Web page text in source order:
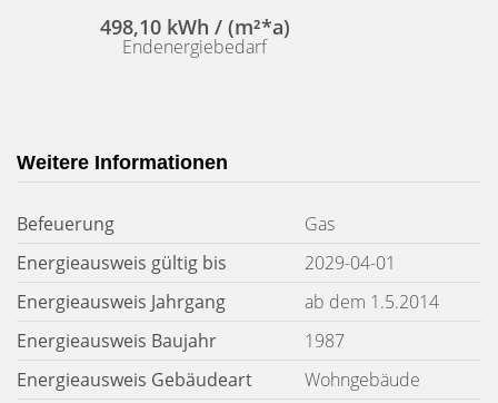
498,10 kWh / (m²*a)
Endenergiebedarf
Weitere Informationen
Befeuerung
Gas
Energieausweis gültig bis
2029-04-01
Energieausweis Jahrgang
ab dem 1.5.2014
Energieausweis Baujahr
1987
Energieausweis Gebäudeart
Wohngebäude